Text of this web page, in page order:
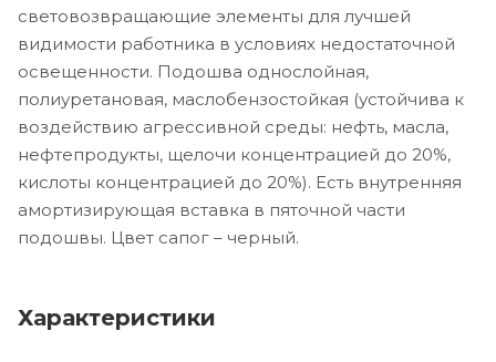
световозвращающие элементы для лучшей
видимости работника в условиях недостаточной
освещенности. Подошва однослойная,
полиуретановая, маслобензостойкая (устойчива к
воздействию агрессивной среды: нефть, масла,
нефтепродукты, щелочи концентрацией до 20%,
кислоты концентрацией до 20%). Есть внутренняя
амортизирующая вставка в пяточной части
подошвы. Цвет сапог – черный.
Характеристики